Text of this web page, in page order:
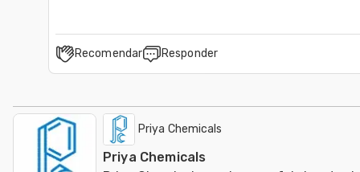
Recomendar Responder
Priya Chemicals
Priya Chemicals